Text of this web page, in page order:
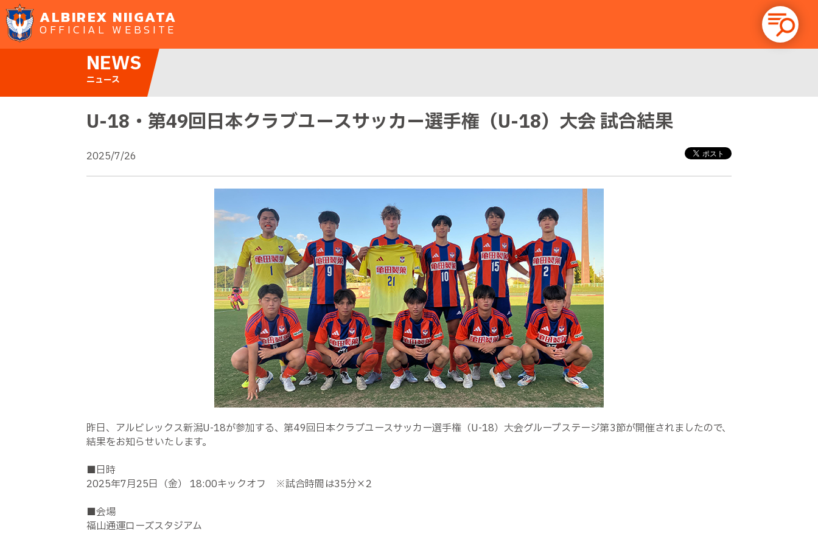
ALBIREX NIIGATA
OFFICIAL WEBSITE
NEWS
ニュース
U-18・第49回日本クラブユースサッカー選手権（U-18）大会 試合結果
2025/7/26
昨日、アルビレックス新潟U-18が参加する、第49回日本クラブユースサッカー選手権（U-18）大会グループステージ第3節が開催されましたので、
結果をお知らせいたします。
■日時
2025年7月25日（金） 18:00キックオフ ※試合時間は35分×2
■会場
福山通運ローズスタジアム